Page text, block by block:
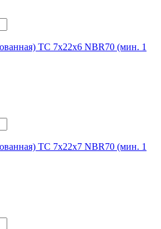
TC 7х22х6 NBR70 (мин. 1
TC 7х22х7 NBR70 (мин. 1